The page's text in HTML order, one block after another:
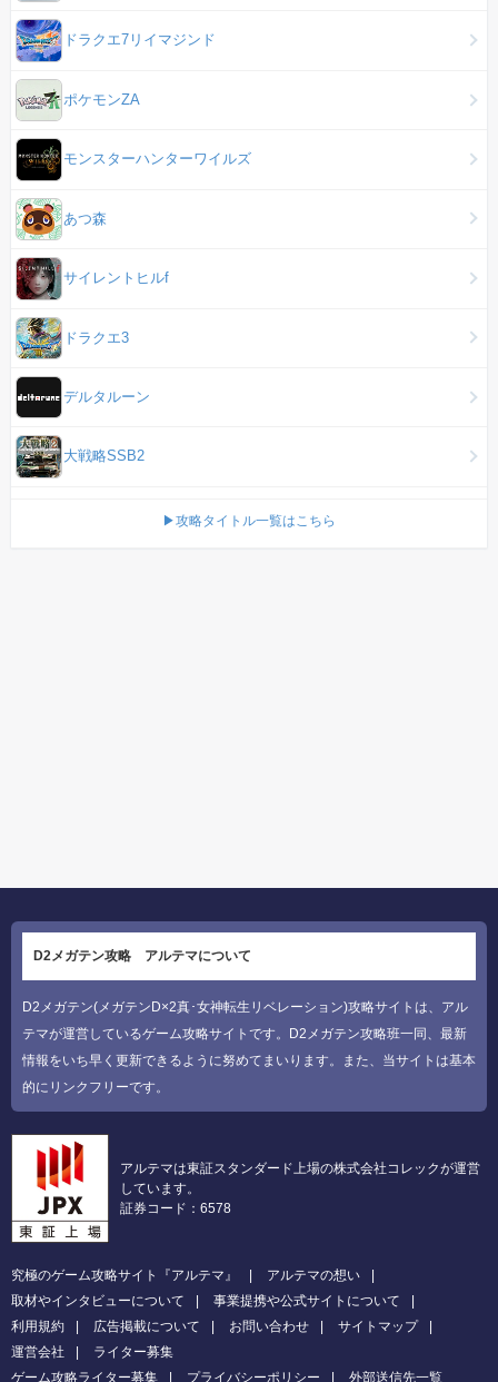
ドラクエ7リイマジンド
ポケモンZA
モンスターハンターワイルズ
あつ森
サイレントヒルf
ドラクエ3
デルタルーン
大戦略SSB2
▶攻略タイトル一覧はこちら
D2メガテン攻略 アルテマについて
D2メガテン(メガテンD×2真･女神転生リベレーション)攻略サイトは、アル
テマが運営しているゲーム攻略サイトです。D2メガテン攻略班一同、最新
情報をいち早く更新できるように努めてまいります。また、当サイトは基本
的にリンクフリーです。
アルテマは東証スタンダード上場の株式会社コレックが運営
しています。
証券コード：6578
究極のゲーム攻略サイト『アルテマ』
アルテマの想い
取材やインタビューについて
事業提携や公式サイトについて
利用規約
広告掲載について お問い合わせ
サイトマップ
運営会社
ライター募集
ゲーム攻略ライター募集
プライバシーポリシー 外部送信先一覧